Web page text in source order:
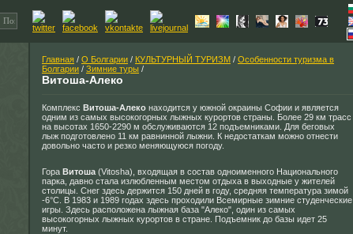
Главная / О Болгарии / КУЛЬТУРНЫЙ ТУРИЗМ / Особенности туризма в
Болгарии / Зимние туры /
Витоша-Алеко
Комплекс Витоша-Алеко находится у южной окраины Софии и является
одним из самых высокогорных лыжных курортов страны. Более 29 км трасс
на высотах 1650-2290 м обслуживаются 12 подъемниками. Для беговых
лыж подготовлено 11 км равнинной лыжни. К недостаткам можно отнести
довольно часто и резко меняющуюся погоду.
Гора Витоша (Vitosha), входящая в состав одноименного Национального
парка, давно стала излюбленным местом отдыха в выходные у жителей
столицы. Снег здесь держится 150 дней в году, средняя температура зимой
-6°С. В 1983 и 1989 годах здесь проходили Всемирные зимние студенческие
игры. Здесь расположена лыжная база "Алеко", один из самых
высокогорных лыжных курортов в стране. Подъемник до базы идет 25
минут.